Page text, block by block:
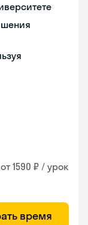
от 1590 ₽ / урок
время